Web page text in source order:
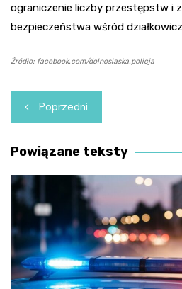
ograniczenie liczby przestępstw i
bezpieczeństwa wśród
Źródło: facebook.com/dolnoslaska.policja
Nawigacja
wpisu
Poprzedni
Powiązane teksty